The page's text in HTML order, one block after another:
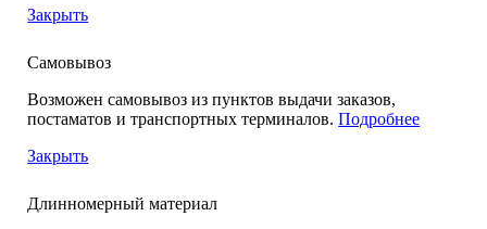
Закрыть
Самовывоз
Возможен самовывоз из пунктов выдачи заказов,
постаматов и транспортных терминалов.Подробнее
Закрыть
Длинномерный материал